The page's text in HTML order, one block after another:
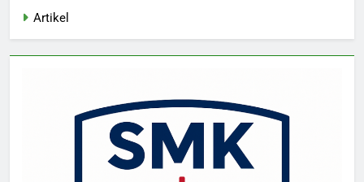
Artikel